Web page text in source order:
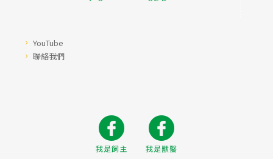
YouTube
聯絡我們
我是飼主 我是獸醫